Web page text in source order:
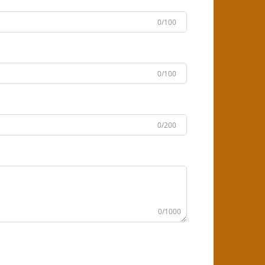
0/100
0/100
0/200
0/1000